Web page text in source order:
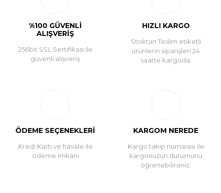
%100 GÜVENLİ
ALIŞVERİŞ
256bit SSL Sertifikası ile
güvenli alışveriş
HIZLI KARGO
Stoktan Teslim etiketli
ürünlerin siparişleri 24
saatte kargoda.
ÖDEME SEÇENEKLERİ
Kredi Kartı ve havale ile
ödeme imkanı
KARGOM NEREDE
Kargo takip numarası ile
kargonuzun durumunu
öğrenebilirsiniz.